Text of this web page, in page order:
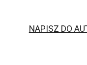
NAPISZ DO